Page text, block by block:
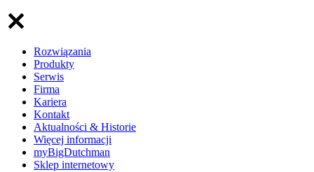
Rozwiązania
Produkty
Serwis
Firma
Kariera
Kontakt
Aktualności & Historie
Więcej informacji
myBigDutchman
Sklep internetowy